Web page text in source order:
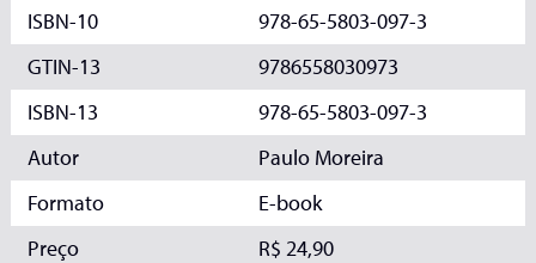
ISBN-10
978-65-5803-097-3
GTIN-13
9786558030973
ISBN-13
978-65-5803-097-3
Autor
Paulo Moreira
Formato
E-book
Preço
R$ 24,90